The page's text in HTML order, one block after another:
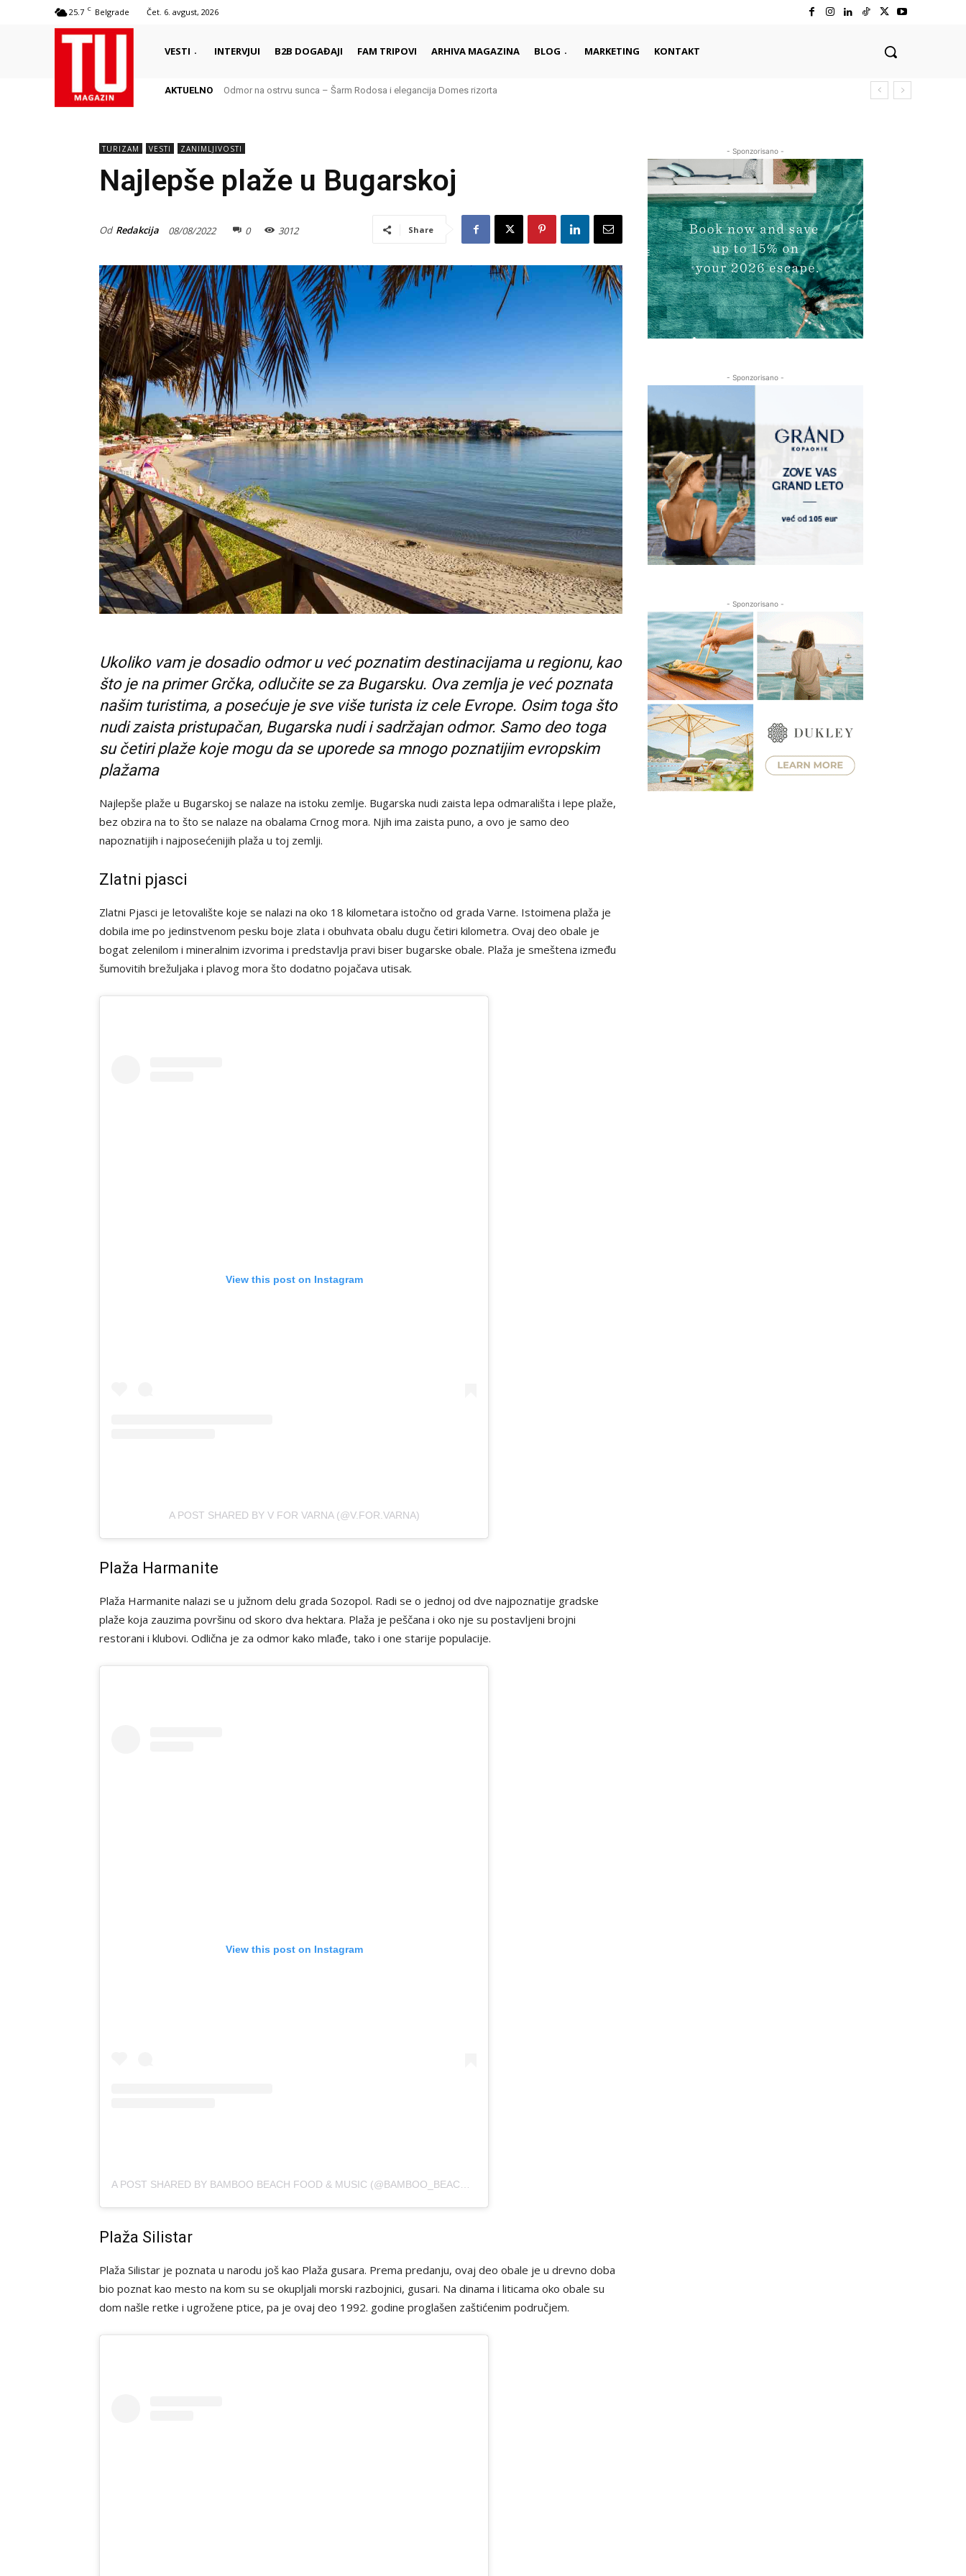
25.7 C Belgrade Čet. 6. avgust, 2026
VESTI INTERVJUI B2B DOGAĐAJI FAM TRIPOVI ARHIVA MAGAZINA BLOG MARKETING KONTAKT
AKTUELNO Autentični biser Italije daleko od gužvi i turista
Odmor na ostrvu sunca – Šarm Rodosa i elegancija Domes rizorta
TURIZAM VESTI ZANIMLJIVOSTI
Najlepše plaže u Bugarskoj
Od Redakcija 08/08/2022 0 3012 Share
Ukoliko vam je dosadio odmor u već poznatim destinacijama u regionu, kao
što je na primer Grčka, odlučite se za Bugarsku. Ova zemlja je već poznata
našim turistima, a posećuje je sve više turista iz cele Evrope. Osim toga što
nudi zaista pristupačan, Bugarska nudi i sadržajan odmor. Samo deo toga
su četiri plaže koje mogu da se uporede sa mnogo poznatijim evropskim
plažama
Najlepše plaže u Bugarskoj se nalaze na istoku zemlje. Bugarska nudi zaista lepa odmarališta i lepe plaže,
bez obzira na to što se nalaze na obalama Crnog mora. Njih ima zaista puno, a ovo je samo deo
napoznatijih i najposećenijih plaža u toj zemlji.
Zlatni pjasci
Zlatni Pjasci je letovalište koje se nalazi na oko 18 kilometara istočno od grada Varne. Istoimena plaža je
dobila ime po jedinstvenom pesku boje zlata i obuhvata obalu dugu četiri kilometra. Ovaj deo obale je
bogat zelenilom i mineralnim izvorima i predstavlja pravi biser bugarske obale. Plaža je smeštena između
šumovitih brežuljaka i plavog mora što dodatno pojačava utisak.
View this post on Instagram
A POST SHARED BY V FOR VARNA (@V.FOR.VARNA)
Plaža Harmanite
Plaža Harmanite nalazi se u južnom delu grada Sozopol. Radi se o jednoj od dve najpoznatije gradske
plaže koja zauzima površinu od skoro dva hektara. Plaža je peščana i oko nje su postavljeni brojni
restorani i klubovi. Odlična je za odmor kako mlađe, tako i one starije populacije.
View this post on Instagram
A POST SHARED BY BAMBOO BEACH FOOD & MUSIC (@BAMBOO_BEACH_SOZOPOL)
Plaža Silistar
Plaža Silistar je poznata u narodu još kao Plaža gusara. Prema predanju, ovaj deo obale je u drevno doba
bio poznat kao mesto na kom su se okupljali morski razbojnici, gusari. Na dinama i liticama oko obale su
dom našle retke i ugrožene ptice, pa je ovaj deo 1992. godine proglašen zaštićenim područjem.
- Sponzorisano -
- Sponzorisano -
- Sponzorisano -